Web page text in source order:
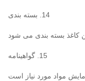
14. بسته بندی
کاغذ بسته بندی می شود
15. گواهینامه
مواد مورد نیاز است